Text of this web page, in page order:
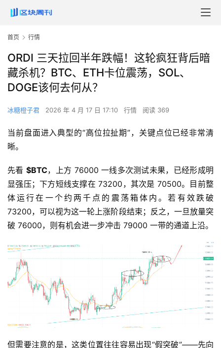
首页 行情
ORDI 三天拉回半年跌幅！这轮疯狂背后暗
藏杀机？BTC、ETH卡位震荡，SOL、
DOGE该何去何从？
冰糖橙子君 2026 年 4 月 17 日 17:10 行情 阅读 369
当前盘面进入典型的“高位拉扯期”，关键点位已经非常清
晰。
先看 $BTC，上方 76000 一线多次测试未果，已经形成明
显强压；下方短线支撑在 73200，其次是 70500。目前整
体运行在一个约两千点的震荡箱体内。若有效跌破
73200，可以视为这一轮上涨阶段结束；反之，一旦放量突
破 76000，则有机会进一步冲击 79000 一带的通道上沿。
但需要注意的是，这类位置往往容易出现“假突破”——先向